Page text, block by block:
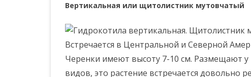
Вертикальная или щитолистник мутовчатый
Встречается в Центральной и Северной
Черенки имеют высоту 7-10 см. Размещают у
видов, это растение встречается довольно